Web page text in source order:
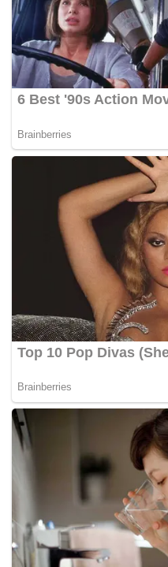
Datuk Seri Najib Tun